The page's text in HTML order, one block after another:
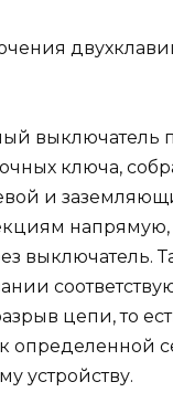
выключатель
ключа,
и
напрямую,
выключатель.
цепи, то
определенной
устройству.